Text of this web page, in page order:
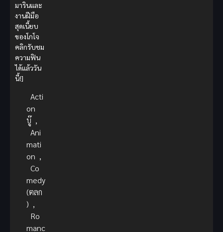
มารินและ
งานฝีมือ
สุดเนี้ยบ
ของโกโจ
คลิกรับชม
ความฟิน
ได้แล้ววัน
นี้!]
Acti
on
บู๊ ,
Ani
mati
on ,
Co
medy
(ตลก
) ,
Ro
manc